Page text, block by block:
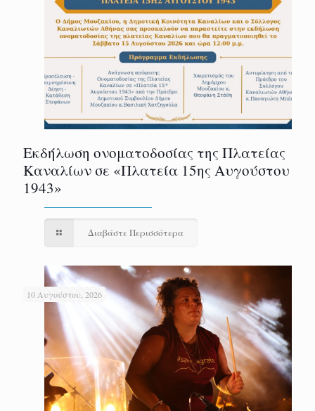
Εκδήλωση ονοματοδοσίας της Πλατείας
Καναλίων σε «Πλατεία 15ης Αυγούστου
1943»
Διαβάστε Περισσότερα
10 Αυγούστου, 2026